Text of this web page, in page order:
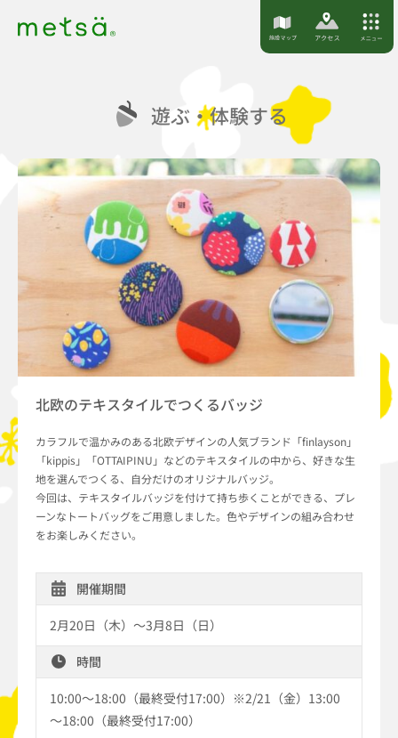
遊ぶ・体験する
北欧のテキスタイルでつくるバッジ
カラフルで温かみのある北欧デザインの人気ブランド「finlayson」
「kippis」「OTTAIPINU」などのテキスタイルの中から、好きな生
地を選んでつくる、自分だけのオリジナルバッジ。
今回は、テキスタイルバッジを付けて持ち歩くことができる、プレ
ーンなトートバッグをご用意しました。色やデザインの組み合わせ
をお楽しみください。
開催期間
2月20日（木）～3月8日（日）
時間
10:00～18:00（最終受付17:00）※2/21（金）13:00
～18:00（最終受付17:00）